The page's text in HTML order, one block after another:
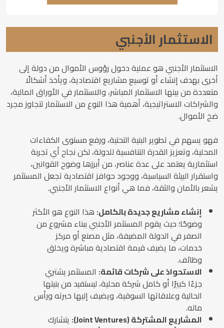
الاستثمار الأجنبي
الاستثمار الأجنبي هو عملية دخول رؤوس الأموال من دولة إلى
أخرى بهدف إنشاء أو توسيع مشاريع اقتصادية، ويأخذ أشكالًا
متعددة من بينها الاستثمار المباشر، والاستثمار في الأوراق المالية،
والشراكات الاستراتيجية، أهمية هذا النوع من الاستثمار تتجاوز مجرد
ضخ الأموال.
فهو يسهم في تطوير البنية التحتية، ورفع مستوى الكفاءات
المحلية، وتعزيز القدرة التنافسية للدولة، لكن نجاح أي تجربة
استثمارية يعتمد على عدة عناصر، من أبرزها وضوح القوانين،
واستقرار البيئة السياسية، ووجود حوافز اقتصادية تجعل المستثمر
يشعر بالأمان والثقة، فما هي أنواع الاستثمار الأجنبي.
إنشاء مشاريع جديدة بالكامل: هذا النوع هو الأكثر
وضوحًا؛ حيث يقوم المستثمر الأجنبي ببناء مشروع من
الصفر في الدولة المضيفة، مثل مصنع أو مركز
خدمات، ما يضيف قيمة اقتصادية مباشرة ويخلق
وظائف.
الاستحواذ على شركات قائمة: المستثمر يشتري
جزءًا كبيرًا أو كامل شركة محلية، ليستفيد من بنيتها
الحالية وعلاقاتها السوقية، ويضيف إليها خبرته ورأس
ماله.
المشاريع المشتركة (Joint Ventures):
يتشارك